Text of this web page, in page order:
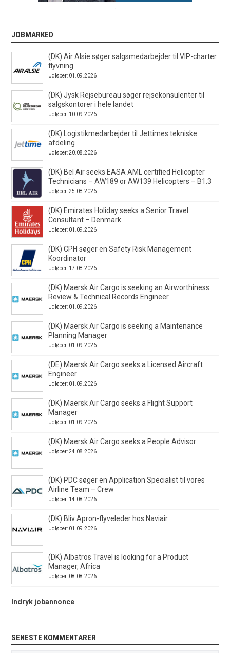
JOBMARKED
(DK) Air Alsie søger salgsmedarbejder til VIP-charter
flyvning
Udløber: 01.09.2026
(DK) Jysk Rejsebureau søger rejsekonsulenter til
salgskontorer i hele landet
Udløber: 10.09.2026
(DK) Logistikmedarbejder til Jettimes tekniske
afdeling
Udløber: 20.08.2026
(DK) Bel Air seeks EASA AML certified Helicopter
Technicians – AW189 or AW139 Helicopters – B1.3
Udløber: 25.08.2026
(DK) Emirates Holiday seeks a Senior Travel
Consultant – Denmark
Udløber: 01.09.2026
(DK) CPH søger en Safety Risk Management
Koordinator
Udløber: 17.08.2026
(DK) Maersk Air Cargo is seeking an Airworthiness
Review & Technical Records Engineer
Udløber: 01.09.2026
(DK) Maersk Air Cargo is seeking a Maintenance
Planning Manager
Udløber: 01.09.2026
(DE) Maersk Air Cargo seeks a Licensed Aircraft
Engineer
Udløber: 01.09.2026
(DK) Maersk Air Cargo seeks a Flight Support
Manager
Udløber: 01.09.2026
(DK) Maersk Air Cargo seeks a People Advisor
Udløber: 24.08.2026
(DK) PDC søger en Application Specialist til vores
Airline Team – Crew
Udløber: 14.08.2026
(DK) Bliv Apron-flyveleder hos Naviair
Udløber: 01.09.2026
(DK) Albatros Travel is looking for a Product
Manager, Africa
Udløber: 08.08.2026
Indryk jobannonce
SENESTE KOMMENTARER